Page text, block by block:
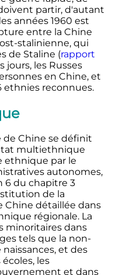
partir, d'autant
années 1960 est
entre la Chine
stalinienne, qui
de Staline (rapport
jours, les Russes
en Chine, et
ethnies reconnues.
de Chine se définit
multiethnique
ethnique par le
autonomes,
6 du chapitre 3
de la
Chine détaillée dans
régionale. La
minoritaires dans
tels que la non-
et des
les
et dans